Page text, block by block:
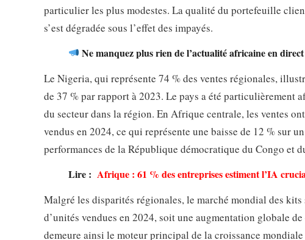
particulier les plus modestes. La qualité du portefeuille
s’est dégradée sous l’effet des impayés.
Ne manquez plus rien de l’actualité africaine en
Le Nigeria, qui représente 74 % des ventes régionales,
de 37 % par rapport à 2023. Le pays a été particulièrement
du secteur dans la région. En Afrique centrale, les ventes
vendus en 2024, ce qui représente une baisse de 12 % sur
performances de la République démocratique du Congo et
Lire : Afrique : 61 % des entreprises estiment l’IA
Malgré les disparités régionales, le marché mondial des
d’unités vendues en 2024, soit une augmentation globale
demeure ainsi le moteur principal de la croissance